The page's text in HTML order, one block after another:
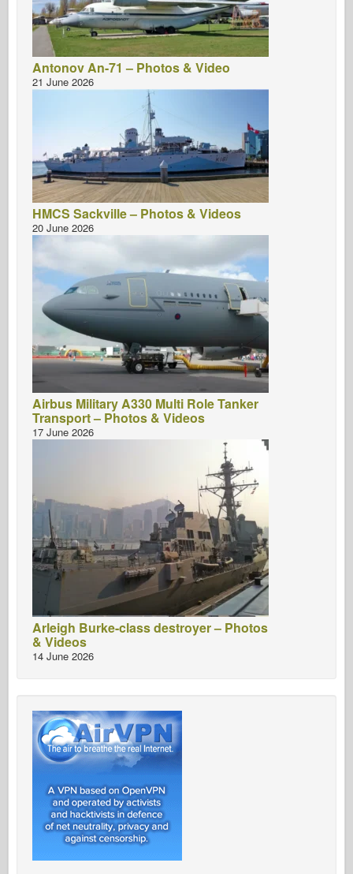
Antonov An-71 – Photos & Video
21 June 2026
HMCS Sackville – Photos & Videos
20 June 2026
Airbus Military A330 Multi Role Tanker
Transport – Photos & Videos
17 June 2026
Arleigh Burke-class destroyer – Photos
& Videos
14 June 2026